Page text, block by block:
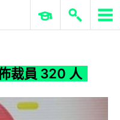
佈裁員 320 人
ERP 與商業 AI
裁員 320 人